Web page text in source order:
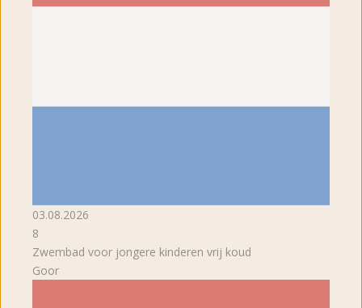
03.08.2026
8
Zwembad voor jongere kinderen vrij koud
Goor